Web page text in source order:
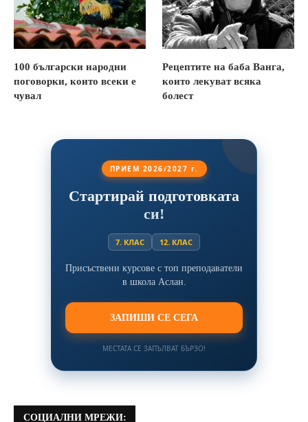
100 български народни
поговорки, които всеки е
чувал
Рецептите на баба Ванга,
които лекуват всяка
болест
ПРИЕМ 2026/2027 г.
Стартирай подготовката
си!
7. КЛАС 12. КЛАС
Присъствени курсове с топ преподаватели
в школа Аслан.
ЗАПИШИ СЕ СЕГА
МЕСТАТА СЕ ЗАПЪЛВАТ БЪРЗО!
СОЦИАЛНИ МРЕЖИ: